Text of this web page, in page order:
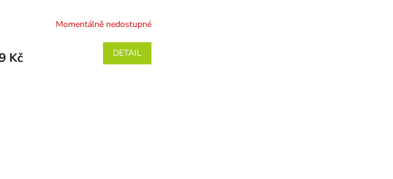
Momentálně nedostupné
Kč DETAIL